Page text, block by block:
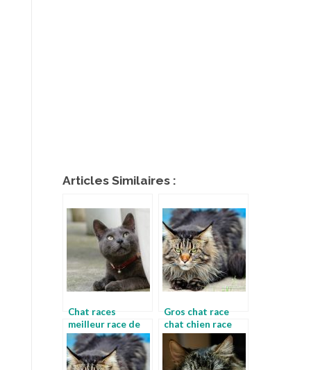
Articles Similaires :
Chat races
meilleur race de
chat
Gros chat race
chat chien race